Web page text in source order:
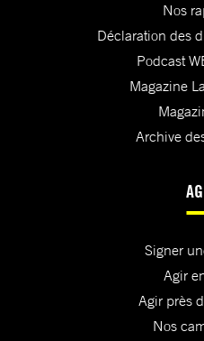
Nos
Déclaration des
Podcast
Magazine
Archive
Signer
Agir
Agir près
Nos